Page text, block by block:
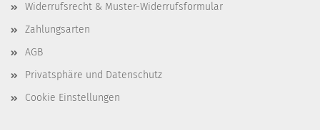
Widerrufsrecht & Muster-Widerrufsformular
Zahlungsarten
AGB
Privatsphäre und Datenschutz
Cookie Einstellungen